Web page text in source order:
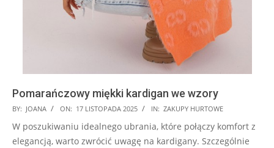
Pomarańczowy miękki kardigan we wzory
2025-
11-
17
BY: JOANA ON: 17 LISTOPADA 2025 IN: ZAKUPY HURTOWE
W poszukiwaniu idealnego ubrania, które połączy komfort z
elegancją, warto zwrócić uwagę na kardigany. Szczególnie